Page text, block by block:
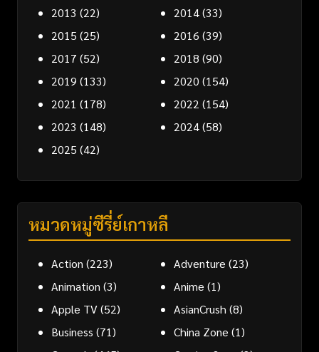
2013 (22) 2014(33)
2015 (25) 2016 (39)
2017 (52) 2018 (90)
2019 (133) 2020 (154)
2021 (178) 2022 (154)
2023 (148) 2024(58)
2025 (42)
หมวดหมู่ซีรี่ย์เกาหลี
Action (223) Adventure (23)
Animation (3) Anime (1)
Apple TV(52) AsianCrush (8)
Business (71) China Zone (1)